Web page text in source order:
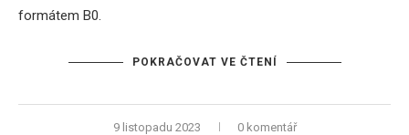
formátem B0.
POKRAČOVAT VE ČTENÍ
9 listopadu 2023 0 komentář